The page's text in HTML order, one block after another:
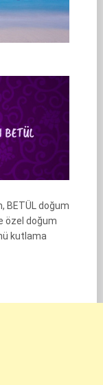
BETÜL doğum
özel doğum
kutlama